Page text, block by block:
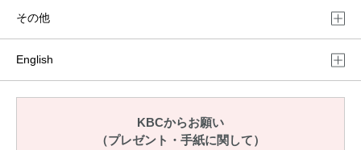
その他
English
KBCからお願い
（プレゼント・手紙に関して）